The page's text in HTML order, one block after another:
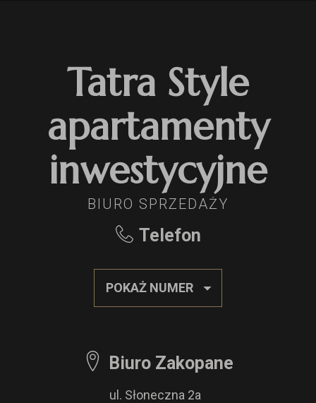
Tatra Style
apartamenty
inwestycyjne
BIURO SPRZEDAŻY
Telefon
POKAŻ NUMER
Biuro Zakopane
ul. Słoneczna 2a